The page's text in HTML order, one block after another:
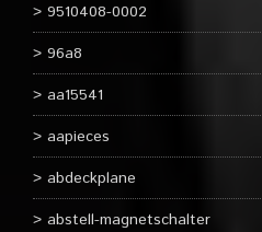
9510408-0002
96a8
aa15541
aapieces
abdeckplane
abstell-magnetschalter